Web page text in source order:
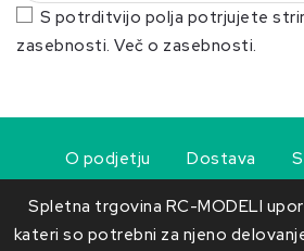
S potrditvijo polja potrjujete
zasebnosti. Več o zasebnosti.
Spletna trgovina RC-MODELI
kateri so potrebni za njeno
O podjetju Dostava
Obvestilo o odpoklicu